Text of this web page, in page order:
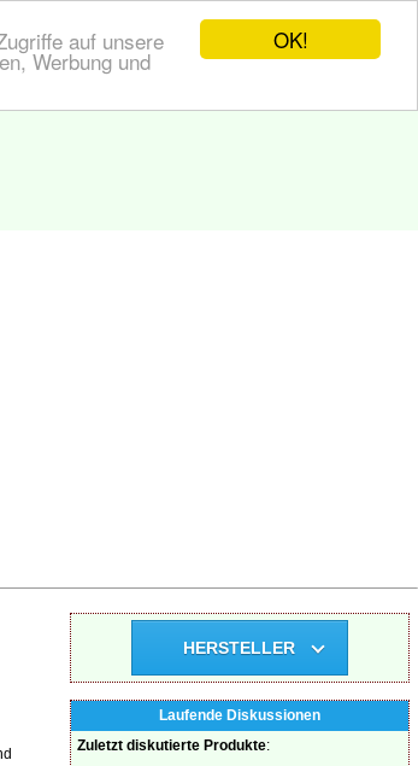
OK!
auf unsere
Werbung und
HERSTELLER
Laufende Diskussionen
Zuletzt diskutierte Produkte: